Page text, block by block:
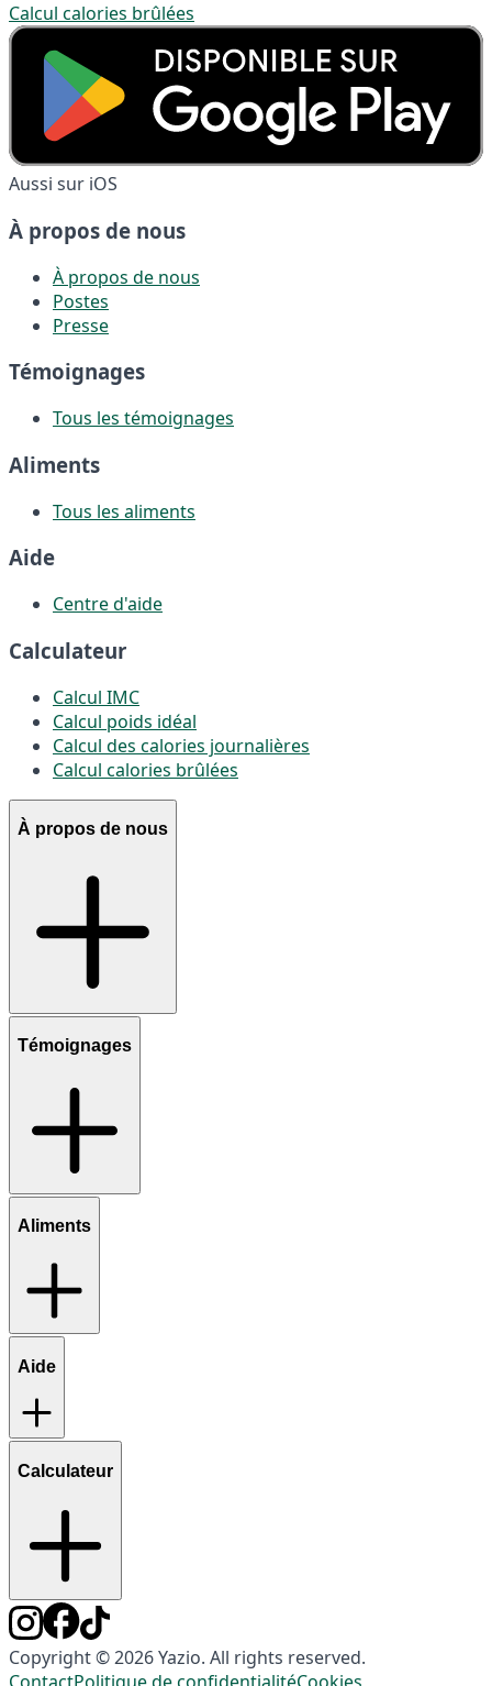
Calcul calories brûlées
Aussi sur iOS
À propos de nous
À propos de nous
Postes
Presse
Témoignages
Tous les témoignages
Aliments
Tous les aliments
Aide
Centre d'aide
Calculateur
Calcul IMC
Calcul poids idéal
Calcul des calories journalières
Calcul calories brûlées
À propos de nous
Témoignages
Aliments
Aide
Calculateur
Copyright © 2026 Yazio. All rights reserved.